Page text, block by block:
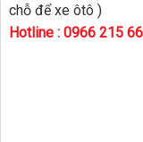
chỗ để xe ôtô )
Hotline : 0966 215